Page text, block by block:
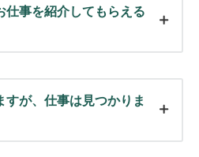
仕事を紹介してもらえる
すが、仕事は見つかりま